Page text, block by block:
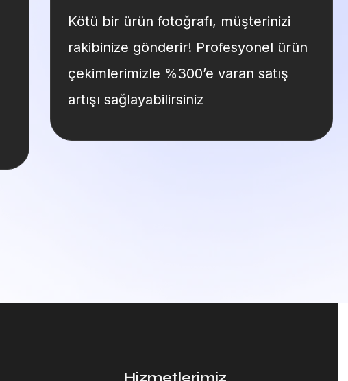
Kötü bir ürün fotoğrafı, müşterinizi
rakibinize gönderir! Profesyonel ürün
çekimlerimizle %300’e varan satış
artışı sağlayabilirsiniz
Hizmetlerimiz